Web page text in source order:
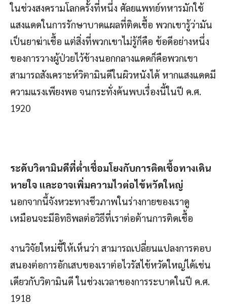
ในช่วงสงครามโลกครั้งที่หนึ่ง ศัลยแพทย์ทหารมักใช้
แสงแดดในการรักษาบาดแผลที่ติดเชื้อ พวกเขารู้ว่ามัน
เป็นยาฆ่าเชื้อ แต่สิ่งที่พวกเขาไม่รู้ก็คือ ข้อดีอย่างหนึ่ง
ของการวางผู้ป่วยไว้ข้างนอกกลางแดดก็คือพวกเขา
สามารถสังเคราะห์วิตามินดีในผิวหนังได้ หากแสงแดดมี
ความแรงเพียงพอ จนกระทั่งค้นพบเรื่องนี้ในปี ค.ศ.
1920
ระดับวิตามินดีที่ต่ำเชื่อมโยงกับการติดเชื้อทางเดิน
หายใจ และอาจเพิ่มความไวต่อไข้หวัดใหญ่
นอกจากนี้จังหวะทางชีวภาพในร่างกายของเราดู
เหมือนจะมีอิทธิพลต่อวิธีที่เราต่อต้านการติดเชื้อ
งานวิจัยใหม่ชี้ให้เห็นว่า สามารถเปลี่ยนแปลงการตอบ
สนองต่อการอักเสบของเราต่อไวรัสไข้หวัดใหญ่ได้เช่น
เดียวกับวิตามินดี ในช่วงเวลาของการระบาดในปี ค.ศ.
1918